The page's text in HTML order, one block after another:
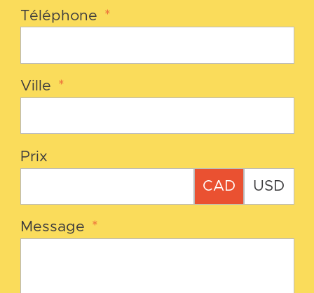
Téléphone *
Ville *
Prix
CAD USD
Message *